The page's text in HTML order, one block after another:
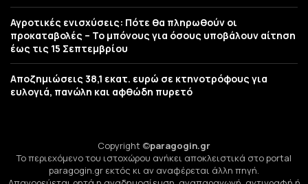
Αγροτικές ενισχύσεις: Πότε θα πληρωθούν οι
προκαταβολές – Το μπόνους για όσους υποβάλουν αίτηση
έως τις 15 Σεπτεμβρίου
Αποζημιώσεις 38,1 εκατ. ευρώ σε κτηνοτρόφους για
ευλογιά, πανώλη και αφθώδη πυρετό
Copyright ©paragogin.gr
Το περιεχόμενο του ιστοχώρου ανήκει αποκλειστικά στο portal
paragogin.gr εκτός κι αν αναφέρεται άλλη πηγή.